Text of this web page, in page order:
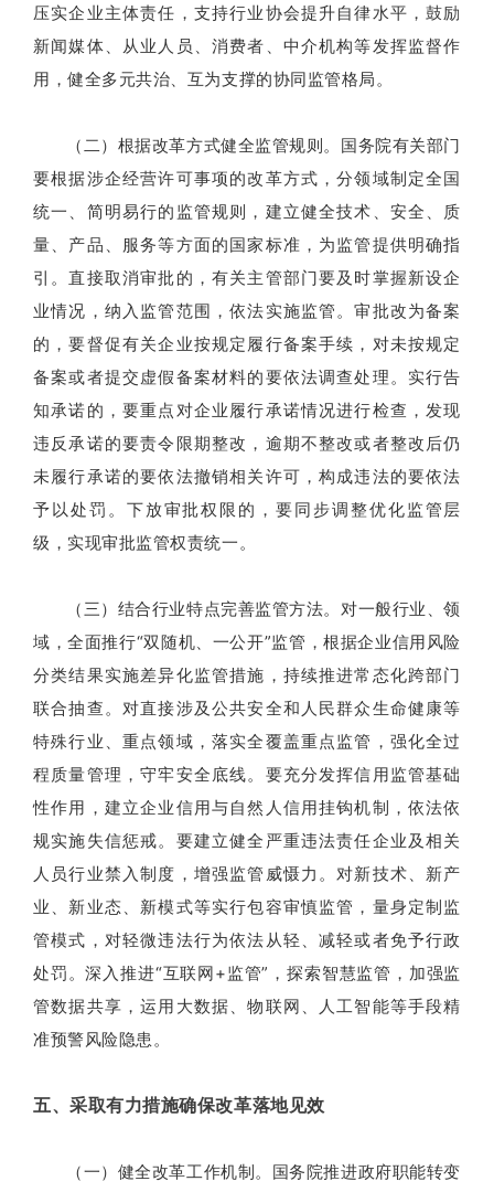
压实企业主体责任，支持行业协会提升自律水平，鼓励
新闻媒体、从业人员、消费者、中介机构等发挥监督作
用，健全多元共治、互为支撑的协同监管格局。
（二）根据改革方式健全监管规则。国务院有关部门
要根据涉企经营许可事项的改革方式，分领域制定全国
统一、简明易行的监管规则，建立健全技术、安全、质
量、产品、服务等方面的国家标准，为监管提供明确指
引。直接取消审批的，有关主管部门要及时掌握新设企
业情况，纳入监管范围，依法实施监管。审批改为备案
的，要督促有关企业按规定履行备案手续，对未按规定
备案或者提交虚假备案材料的要依法调查处理。实行告
知承诺的，要重点对企业履行承诺情况进行检查，发现
违反承诺的要责令限期整改，逾期不整改或者整改后仍
未履行承诺的要依法撤销相关许可，构成违法的要依法
予以处罚。下放审批权限的，要同步调整优化监管层
级，实现审批监管权责统一。
（三）结合行业特点完善监管方法。对一般行业、领
域，全面推行“双随机、一公开”监管，根据企业信用风险
分类结果实施差异化监管措施，持续推进常态化跨部门
联合抽查。对直接涉及公共安全和人民群众生命健康等
特殊行业、重点领域，落实全覆盖重点监管，强化全过
程质量管理，守牢安全底线。要充分发挥信用监管基础
性作用，建立企业信用与自然人信用挂钩机制，依法依
规实施失信惩戒。要建立健全严重违法责任企业及相关
人员行业禁入制度，增强监管威慑力。对新技术、新产
业、新业态、新模式等实行包容审慎监管，量身定制监
管模式，对轻微违法行为依法从轻、减轻或者免予行政
处罚。深入推进“互联网+监管”，探索智慧监管，加强监
管数据共享，运用大数据、物联网、人工智能等手段精
准预警风险隐患。
五、采取有力措施确保改革落地见效
（一）健全改革工作机制。国务院推进政府职能转变